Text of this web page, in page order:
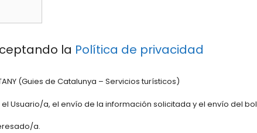
la Política de privacidad
(Guies de Catalunya – Servicios turísticos)
Usuario/a, el envío de la información solicitada y el envío del
a.